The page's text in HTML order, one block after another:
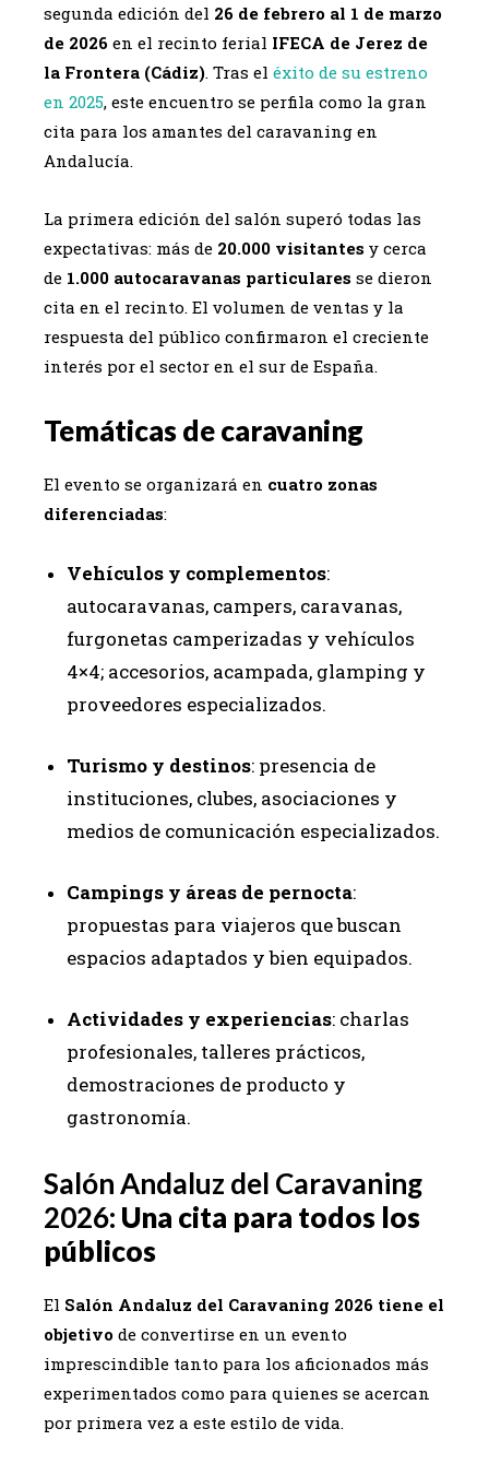
segunda edición del 26 de febrero al 1 de marzo
de 2026 en el recinto ferial IFECA de Jerez de
la Frontera (Cádiz). Tras el éxito de su estreno
en 2025, este encuentro se perfila como la gran
cita para los amantes del caravaning en
Andalucía.
La primera edición del salón superó todas las
expectativas: más de 20.000 visitantes y cerca
de 1.000 autocaravanas particulares se dieron
cita en el recinto. El volumen de ventas y la
respuesta del público confirmaron el creciente
interés por el sector en el sur de España.
Temáticas de caravaning
El evento se organizará en cuatro zonas
diferenciadas:
Vehículos y complementos:
autocaravanas, campers, caravanas,
furgonetas camperizadas y vehículos
4×4; accesorios, acampada, glamping y
proveedores especializados.
Turismo y destinos: presencia de
instituciones, clubes, asociaciones y
medios de comunicación especializados.
Campings y áreas de pernocta:
propuestas para viajeros que buscan
espacios adaptados y bien equipados.
Actividades y experiencias: charlas
profesionales, talleres prácticos,
demostraciones de producto y
gastronomía.
Salón Andaluz del Caravaning
2026: Una cita para todos los
públicos
El Salón Andaluz del Caravaning 2026 tiene el
objetivo de convertirse en un evento
imprescindible tanto para los aficionados más
experimentados como para quienes se acercan
por primera vez a este estilo de vida.